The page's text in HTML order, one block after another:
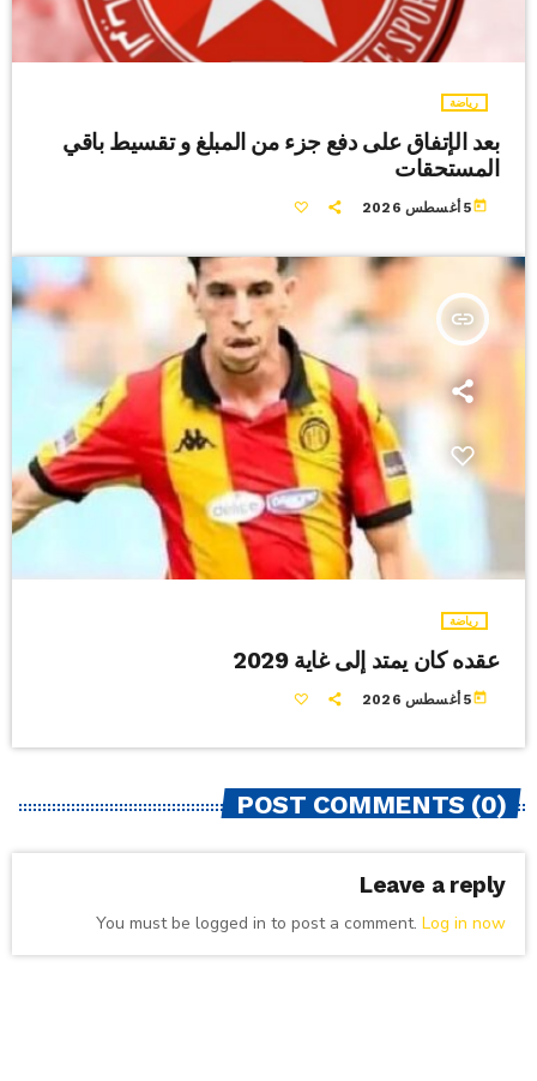
رياضة
بعد الإتفاق على دفع جزء من المبلغ و تقسيط باقي
المستحقات
today 5 أغسطس 2026
insert_link
رياضة
عقده كان يمتد إلى غاية 2029
today5 أغسطس 2026
POST COMMENTS (0)
Leave a reply
You must be logged in to post a comment. Log in now